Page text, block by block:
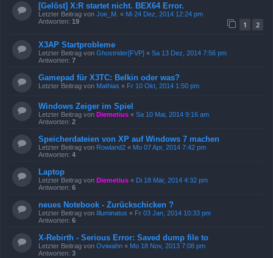
[Gelöst] X:R startet nicht. BEX64 Error.
Letzter Beitrag von Joe_M. « Mi 24 Dez, 2014 12:24 pm
Antworten: 19 1 2
X3AP Startprobleme
Letzter Beitrag von Ghostrider[FVP] « Sa 13 Dez, 2014 7:56 pm
Antworten: 7
Gamepad für X3TC: Belkin oder was?
Letzter Beitrag von Mathias « Fr 10 Okt, 2014 1:50 pm
Windows Zeiger im Spiel
Letzter Beitrag von Diemetius « Sa 10 Mai, 2014 9:16 am
Antworten: 2
Speicherdateien von XP auf Windows 7 machen
Letzter Beitrag von Rowland2 « Mo 07 Apr, 2014 7:42 pm
Antworten: 4
Laptop
Letzter Beitrag von Diemetius « Di 18 Mär, 2014 4:32 pm
Antworten: 6
neues Notebook - Zurückschicken ?
Letzter Beitrag von Illuminatus « Fr 03 Jan, 2014 10:33 pm
Antworten: 6
X-Rebirth - Serious Error: Saved dump file to
Letzter Beitrag von Oviwahn « Mo 18 Nov, 2013 7:08 pm
Antworten: 3